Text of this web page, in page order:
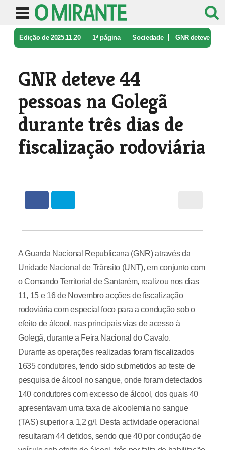
Edição de 2025.11.20 1ª página Sociedade GNR deteve
GNR deteve 44
pessoas na Golegã
durante três dias de
fiscalização rodoviária
A Guarda Nacional Republicana (GNR) através da
Unidade Nacional de Trânsito (UNT), em conjunto com
o Comando Territorial de Santarém, realizou nos dias
11, 15 e 16 de Novembro acções de fiscalização
rodoviária com especial foco para a condução sob o
efeito de álcool, nas principais vias de acesso à
Golegã, durante a Feira Nacional do Cavalo.
Durante as operações realizadas foram fiscalizados
1635 condutores, tendo sido submetidos ao teste de
pesquisa de álcool no sangue, onde foram detectados
140 condutores com excesso de álcool, dos quais 40
apresentavam uma taxa de alcoolemia no sangue
(TAS) superior a 1,2 g/l. Desta actividade operacional
resultaram 44 detidos, sendo que 40 por condução de